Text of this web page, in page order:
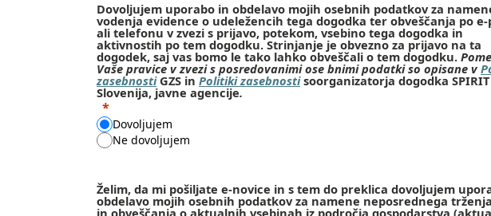
Dovoljujem uporabo in obdelavo mojih osebnih podatkov za
vodenja evidence o udeležencih tega dogodka ter obveščanja po
ali telefonu v zvezi s prijavo, potekom, vsebino tega dogodka in
aktivnostih po tem dogodku. Strinjanje je obvezno za prijavo na ta
dogodek, saj vas bomo le tako lahko obveščali o tem dogodku.
Vaše pravice v zvezi s posredovanimi ose bnimi podatki so opisane v
zasebnostiGZS in Politiki zasebnostisoorganizatorja dogodka SPIRIT
Slovenija, javne agencije.
Dovoljujem
Ne dovoljujem
Želim, da mi pošiljate e-novice in s tem do preklica dovoljujem
obdelavo mojih osebnih podatkov za namene neposrednega trženja